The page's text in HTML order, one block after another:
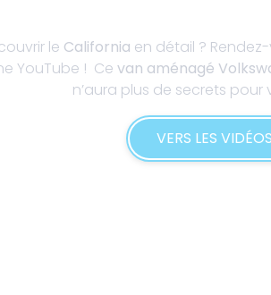
le California en détail ?
YouTube ! Ce van aménagé
n’aura plus de secrets pour
VERS LES VIDÉOS